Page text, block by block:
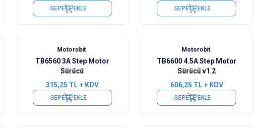
SEPETE EKLE SEPETE EKLE
Motorobit
TB6560 3A Step Motor
Sürücü
315,25 TL + KDV
SEPETE EKLE
Motorobit
TB6600 4.5A Step Motor
Sürücü v1.2
606,25 TL + KDV
SEPETE EKLE